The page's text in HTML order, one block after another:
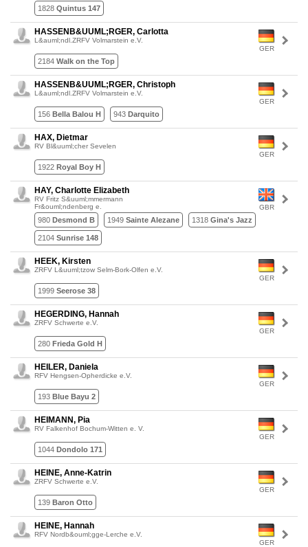
1828 Quintus 147
GER
HASSENB&UUML;RGER, Carlotta
L&auml;ndl.ZRFV Volmarstein e.V.
2184 Walk on the Top
GER
HASSENB&UUML;RGER, Christoph
L&auml;ndl.ZRFV Volmarstein e.V.
156 Bella Balou H 943 Darquito
GER
HAX, Dietmar
RV Bl&uuml;cher Sevelen
1922 Royal Boy H
GBR
HAY, Charlotte Elizabeth
RV Fritz S&uuml;mmermann
Fr&ouml;ndenberg e.
980 Desmond B 1949 Sainte Alezane 1318 Gina's Jazz
2104 Sunrise 148
GER
HEEK, Kirsten
ZRFV L&uuml;tzow Selm-Bork-Olfen e.V.
1999 Seerose 38
GER
HEGERDING, Hannah
ZRFV Schwerte e.V.
280 Frieda Gold H
GER
HEILER, Daniela
RFV Hengsen-Opherdicke e.V.
193 Blue Bayu 2
GER
HEIMANN, Pia
RV Falkenhof Bochum-Witten e. V.
1044 Dondolo 171
GER
HEINE, Anne-Katrin
ZRFV Schwerte e.V.
139 Baron Otto
GER
HEINE, Hannah
RFV Nordb&ouml;gge-Lerche e.V.